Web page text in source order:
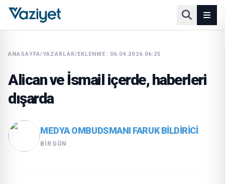
ANASAYFA/YAZARLAR/EKLENME: 06.04.2026 06:25
Alican ve İsmail içerde, haberleri
dışarda
MEDYA OMBUDSMANI FARUK BILDIRICI
BIRGÜN